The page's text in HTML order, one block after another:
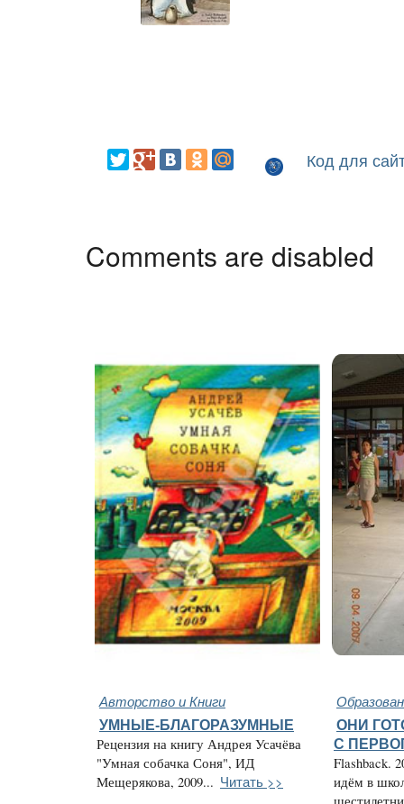
Код для
Comments are disabled
Авторство и Книги
УМНЫЕ-БЛАГОРАЗУМНЫЕ
Рецензия на книгу Андрея Усачёва
"Умная собачка Соня", ИД
Мещерякова, 2009... Читать >>
ОНИ
С
Flashback.
идём в